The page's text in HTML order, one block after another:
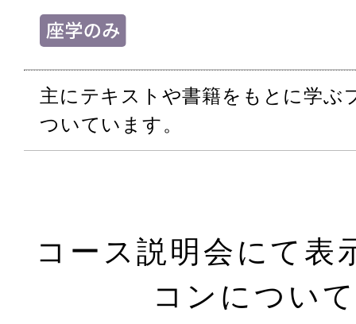
主にテキストや書籍をもとに学ぶ
ついています。
コース説明会にて表
コンについて